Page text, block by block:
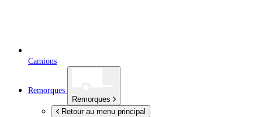
Camions
Remorques
Remorques
Retour au menu principal